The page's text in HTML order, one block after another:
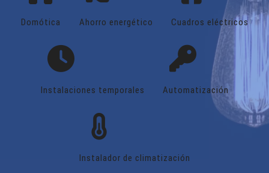
Domótica Ahorro energético Cuadros eléctricos
Instalaciones temporales Automatización
Instalador de climatización